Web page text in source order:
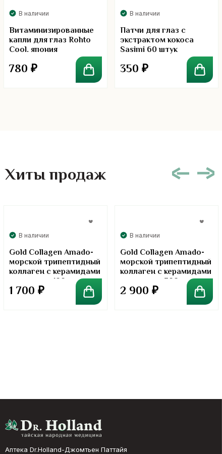
В наличии
Витаминизированные
капли для глаз Rohto
Cool. япония
780 ₽
В наличии
Патчи для глаз с
экстрактом кокоса
Sasimi 60 штук
350 ₽
Хиты продаж
В наличии
Gold Collagen Amado-
морской трипептидный
коллаген с керамидами
в порошке. 100 грамм
1 700 ₽
В наличии
Gold Collagen Amado-
морской трипептидный
коллаген с керамидами
в порошке. 300 грамм
2 900 ₽
Аптека Dr.Holland-Джомтьен Паттайя